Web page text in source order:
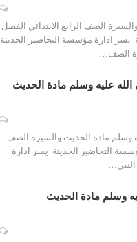
الصف الرابع الابتدائي الفصل
الحديثة يسر ادارة مؤسسة التحاضير الحديثة
الصف…
عليه وسلم مادة الحديث
وسلم مادة الحديث والسيرة الصف
الاول 1443 هـ مقدمة من موسسة التحاضير الحديثة يسر ادارة
وسلم مادة الحديث